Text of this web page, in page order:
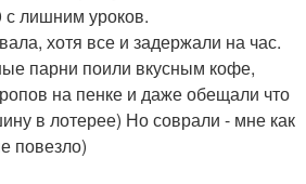
с лишним уроков.
хотя все и задержали на час.
парни поили вкусным кофе,
на пенке и даже обещали что
в лотерее) Но соврали - мне как
повезло)